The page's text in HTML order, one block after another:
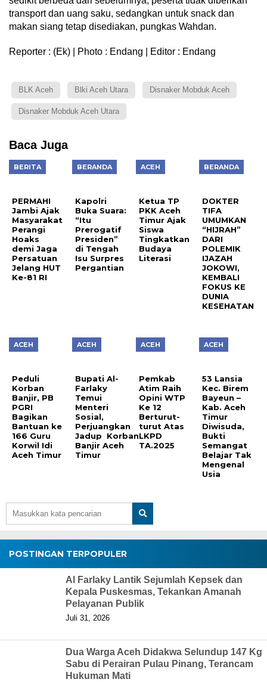
transport dan uang saku, sedangkan untuk snack dan
makan siang tetap disediakan, pungkas Wahdan.
Reporter : (Ek) | Photo : Endang | Editor : Endang
BLK Aceh Blki Aceh Utara Disnaker Mobduk Aceh
Disnaker Mobduk Aceh Utara
Baca Juga
BERITA
PERMAHI
Jambi Ajak
Masyarakat
Perangi
Hoaks
demi Jaga
Persatuan
Jelang HUT
Ke-81 RI
BERANDA
Kapolri
Buka Suara:
“Itu
Prerogatif
Presiden”
di Tengah
Isu Surpres
Pergantian
ACEH
Ketua TP
PKK Aceh
Timur Ajak
Siswa
Tingkatkan
Budaya
Literasi
BERANDA
DOKTER
TIFA
UMUMKAN
“HIJRAH”
DARI
POLEMIK
IJAZAH
JOKOWI,
KEMBALI
FOKUS KE
DUNIA
KESEHATAN
ACEH
Peduli
Korban
Banjir, PB
PGRI
Bagikan
Bantuan ke
166 Guru
Korwil Idi
Aceh Timur
ACEH
Bupati Al-
Farlaky
Temui
Menteri
Sosial,
Perjuangkan
Jadup Korban
Banjir Aceh
Timur
ACEH
Pemkab
Atim Raih
Opini WTP
Ke 12
Berturut-
turut Atas
LKPD
TA.2025
ACEH
53 Lansia
Kec. Birem
Bayeun –
Kab. Aceh
Timur
Diwisuda,
Bukti
Semangat
Belajar Tak
Mengenal
Usia
POSTINGAN TERPOPULER
Al Farlaky Lantik Sejumlah Kepsek dan
Kepala Puskesmas, Tekankan Amanah
Pelayanan Publik
Juli 31, 2026
Dua Warga Aceh Didakwa Selundup 147 Kg
Sabu di Perairan Pulau Pinang, Terancam
Hukuman Mati